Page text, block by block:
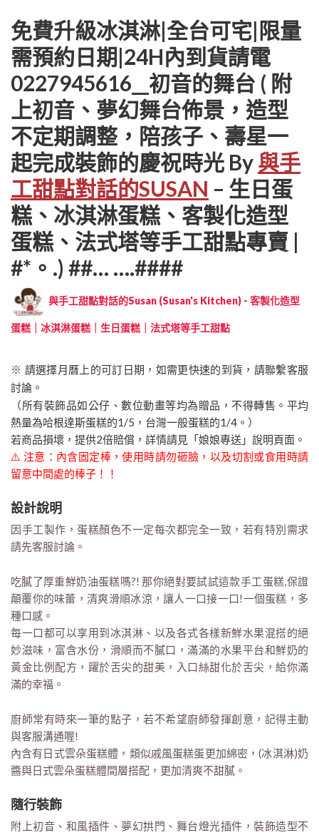
免費升級冰淇淋|全台可宅|限量
需預約日期|24H內到貨請電
0227945616__初音的舞台 ( 附
上初音、夢幻舞台佈景，造型
不定期調整，陪孩子、壽星一
起完成裝飾的慶祝時光 By與手
工甜點對話的SUSAN – 生日蛋
糕、冰淇淋蛋糕、客製化造型
蛋糕、法式塔等手工甜點專賣 |
#*。.) ##… ….####
與手工甜點對話的Susan (Susan's Kitchen) - 客製化造型
蛋糕｜冰淇淋蛋糕｜生日蛋糕｜法式塔等手工甜點
※ 請選擇月曆上的可訂日期，如需更快速的到貨，請聯繫客服
討論。
（所有裝飾品如公仔、數位動畫等均為贈品，不得轉售。平均
熱量為哈根達斯蛋糕的1/5，台灣一般蛋糕的1/4。）
若商品損壞，提供2倍賠償，詳情請見「娘娘專送」說明頁面。
⚠️ 注意：內含固定棒，使用時請勿砸臉，以及切割或食用時請
留意中間處的棒子！！
設計說明
因手工製作，蛋糕顏色不一定每次都完全一致，若有特別需求
請先客服討論。
吃膩了厚重鮮奶油蛋糕嗎?! 那你絕對要試試這款手工蛋糕,保證
顛覆你的味蕾，清爽滑順冰涼，讓人一口接一口!一個蛋糕，多
種口感。
每一口都可以享用到冰淇淋、以及各式各樣新鮮水果混搭的絕
妙滋味，富含水份，滑順而不膩口，滿滿的水果平台和鮮奶的
黃金比例配方，躍於舌尖的甜美，入口絲甜化於舌尖，給你滿
滿的幸福。
廚師常有時來一筆的點子，若不希望廚師發揮創意，記得主動
與客服溝通喔!
內含有日式雲朵蛋糕體，類似戚風蛋糕蛋更加綿密，(冰淇淋)奶
醬與日式雲朵蛋糕體間層搭配，更加清爽不甜膩。
隨行裝飾
附上初音、和風插件、夢幻拱門、舞台燈光插件，裝飾造型不